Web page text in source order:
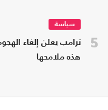
5
سياسة
ترامب يعلن إلغاء
هذه ملامحها